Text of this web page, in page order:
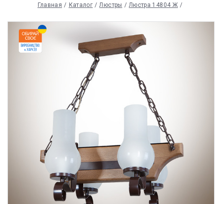
Главная Каталог Люстры Люстра 14804 Ж